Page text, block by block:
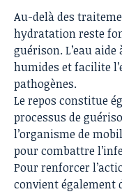
Au-delà des
hydratation reste
guérison. L’eau
humides et facilite
pathogènes.
Le repos constitue
processus de
l’organisme de
pour combattre
Pour renforcer
convient également